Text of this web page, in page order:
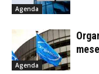
Agenda
Agenda